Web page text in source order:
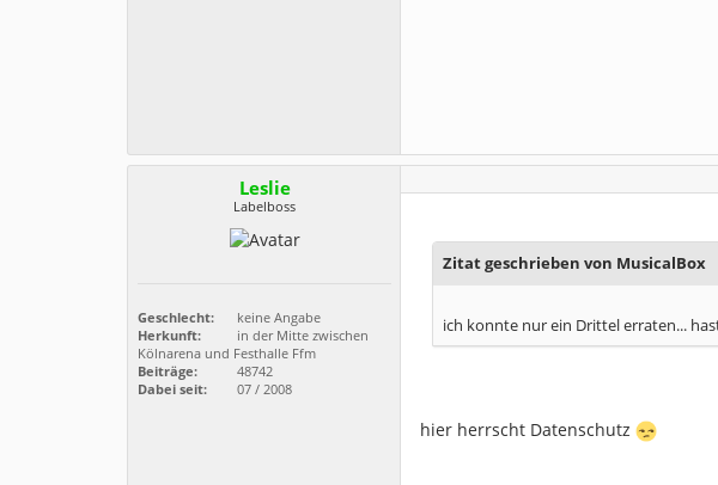
Leslie
Labelboss
Geschlecht:
keine Angabe
Herkunft:
in der Mitte zwischen
Kölnarena und Festhalle Ffm
Beiträge:
48742
Dabei seit:
07 / 2008
Zitat geschrieben von MusicalBox
ich konnte nur ein Drittel erraten...
hier herrscht Datenschutz